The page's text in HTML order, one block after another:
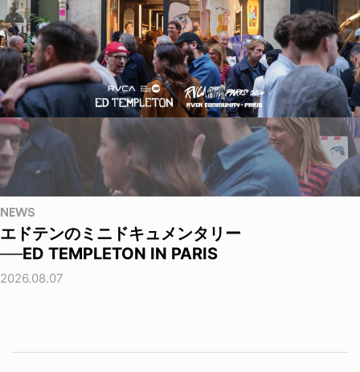
NEWS
エドテンのミニドキュメンタリー
──ED TEMPLETON IN PARIS
2026.08.07